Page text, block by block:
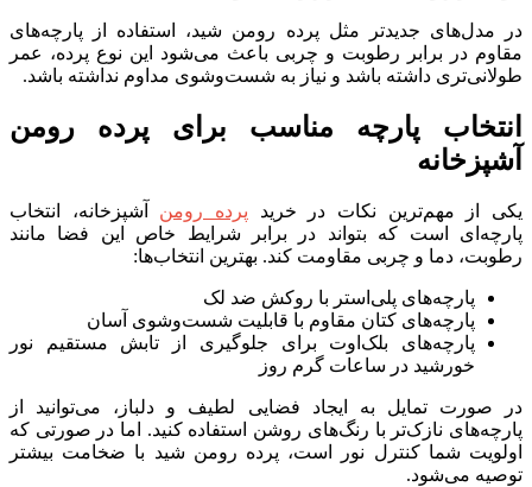
در مدل‌های جدیدتر مثل پرده رومن شید، استفاده از پارچه‌های
مقاوم در برابر رطوبت و چربی باعث می‌شود این نوع پرده، عمر
طولانی‌تری داشته باشد و نیاز به شست‌وشوی مداوم نداشته باشد.
انتخاب پارچه مناسب برای پرده رومن
آشپزخانه
یکی از مهم‌ترین نکات در خرید پرده رومن آشپزخانه، انتخاب
پارچه‌ای است که بتواند در برابر شرایط خاص این فضا مانند
رطوبت، دما و چربی مقاومت کند. بهترین انتخاب‌ها:
پارچه‌های پلی‌استر با روکش ضد لک
پارچه‌های کتان مقاوم با قابلیت شست‌وشوی آسان
پارچه‌های بلک‌اوت برای جلوگیری از تابش مستقیم نور
خورشید در ساعات گرم روز
در صورت تمایل به ایجاد فضایی لطیف و دلباز، می‌توانید از
پارچه‌های نازک‌تر با رنگ‌های روشن استفاده کنید. اما در صورتی که
اولویت شما کنترل نور است، پرده رومن شید با ضخامت بیشتر
توصیه می‌شود.